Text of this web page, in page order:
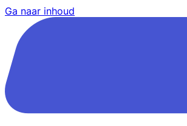
Ga naar inhoud